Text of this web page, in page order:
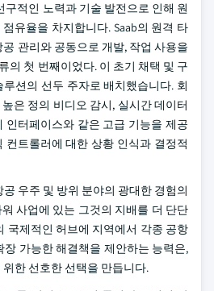
구적인 노력과 기술 발전으로 인해 원
유율을 차지합니다. Saab의 원격 타
관리와 공동으로 개발, 작업 사용을
의 첫 번째이었다. 이 초기 채택 및 구
루션의 선두 주자로 배치했습니다. 회
은 정의 비디오 감시, 실시간 데이터
인터페이스와 같은 고급 기능을 제공
컨트롤러에 대한 상황 인식과 결정적
공 우주 및 방위 분야의 광대한 경험의
사업에 있는 그것의 지배를 더 단단
국제적인 허브에 지역에서 각종 공항
장 가능한 해결책을 제안하는 능력은,
한 선호한 선택을 만듭니다.